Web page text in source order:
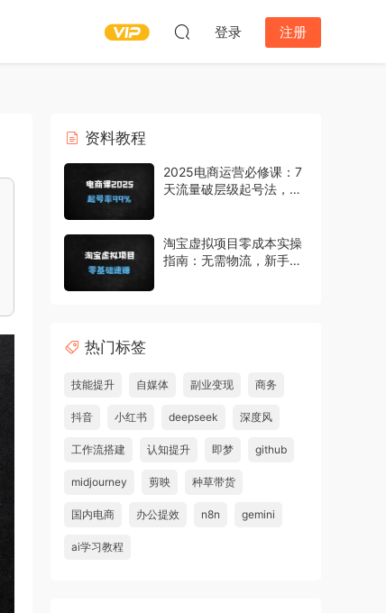
登录 注册
资料教程
2025电商运营必修课：7
天流量破层级起号法，
淘宝虚拟项目零成本实操
指南：无需物流，新手如
热门标签
技能提升 自媒体 副业变现 商务
抖音 小红书 deepseek 深度风
工作流搭建 认知提升 即梦 github
midjourney 剪映 种草带货
国内电商 办公提效 n8n gemini
ai学习教程